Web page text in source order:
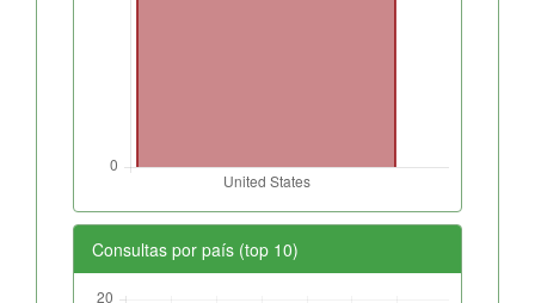
Consultas por país (top 10)